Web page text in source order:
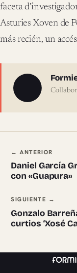
faceta
Asturies Xoven de
más recién, un
Sobre
← ANTERIOR
Daniel García
con «Guapura»
SIGUIENTE →
Gonzalo
curtios ‘Xosé